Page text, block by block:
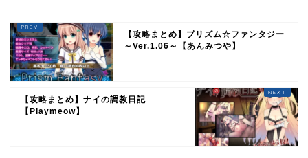
【攻略まとめ】プリズム☆ファンタジー
～Ver.1.06～【あんみつや】
【攻略まとめ】ナイの調教日記
【Playmeow】